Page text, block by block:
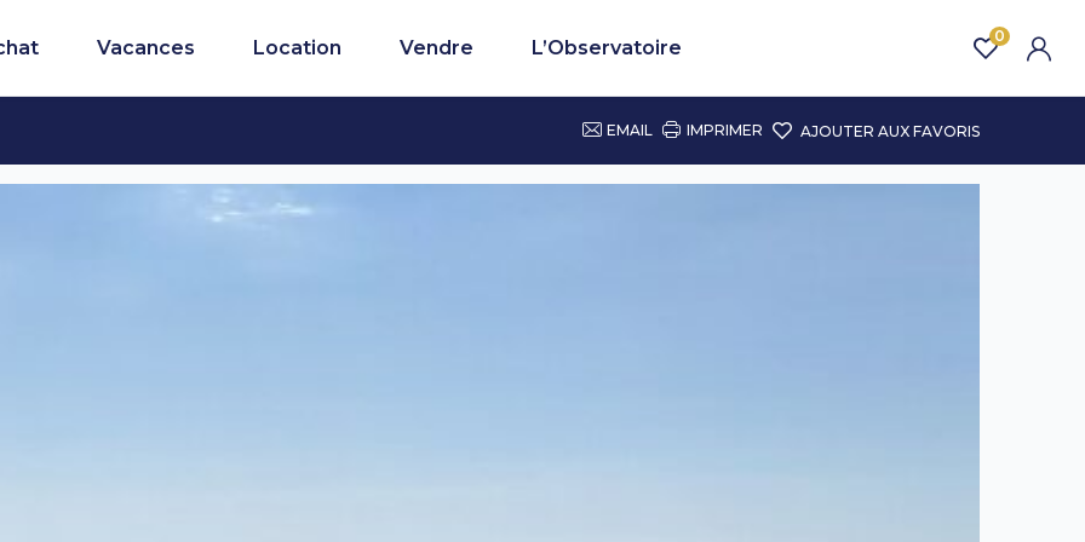
Vacances Location Vendre L’Observatoire
0
EMAIL IMPRIMER AJOUTER AUX FAVORIS